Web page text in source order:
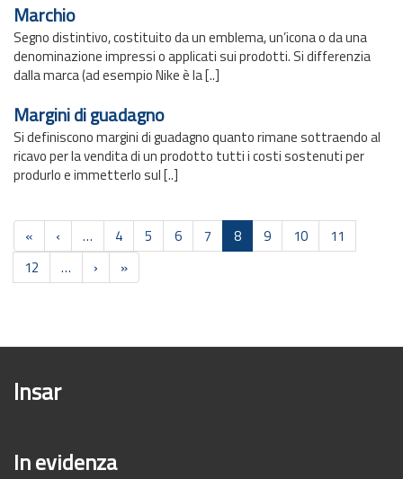
Marchio
Segno distintivo, costituito da un emblema, un’icona o da una
denominazione impressi o applicati sui prodotti. Si differenzia
dalla marca (ad esempio Nike è la [..]
Margini di guadagno
Si definiscono margini di guadagno quanto rimane sottraendo al
ricavo per la vendita di un prodotto tutti i costi sostenuti per
produrlo e immetterlo sul [..]
Paginazione
Prima
pagina
«
Pagina
precedente
‹ … Pagina
4 Pagina
5 Pagina
6 Pagina
7
Pagina
attuale
8 Pagina
9 Pagina
10 Pagina
11
Pagina
12 …
Pagina
successiva
›
Ultima
pagina
»
Insar
In evidenza